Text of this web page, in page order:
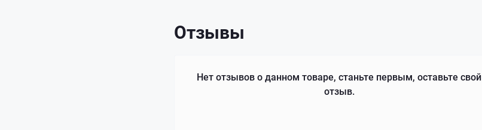
Отзывы
Нет отзывов о данном товаре, станьте первым, оставьте свой
отзыв.